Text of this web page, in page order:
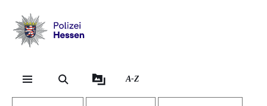
Hessen
A-Z